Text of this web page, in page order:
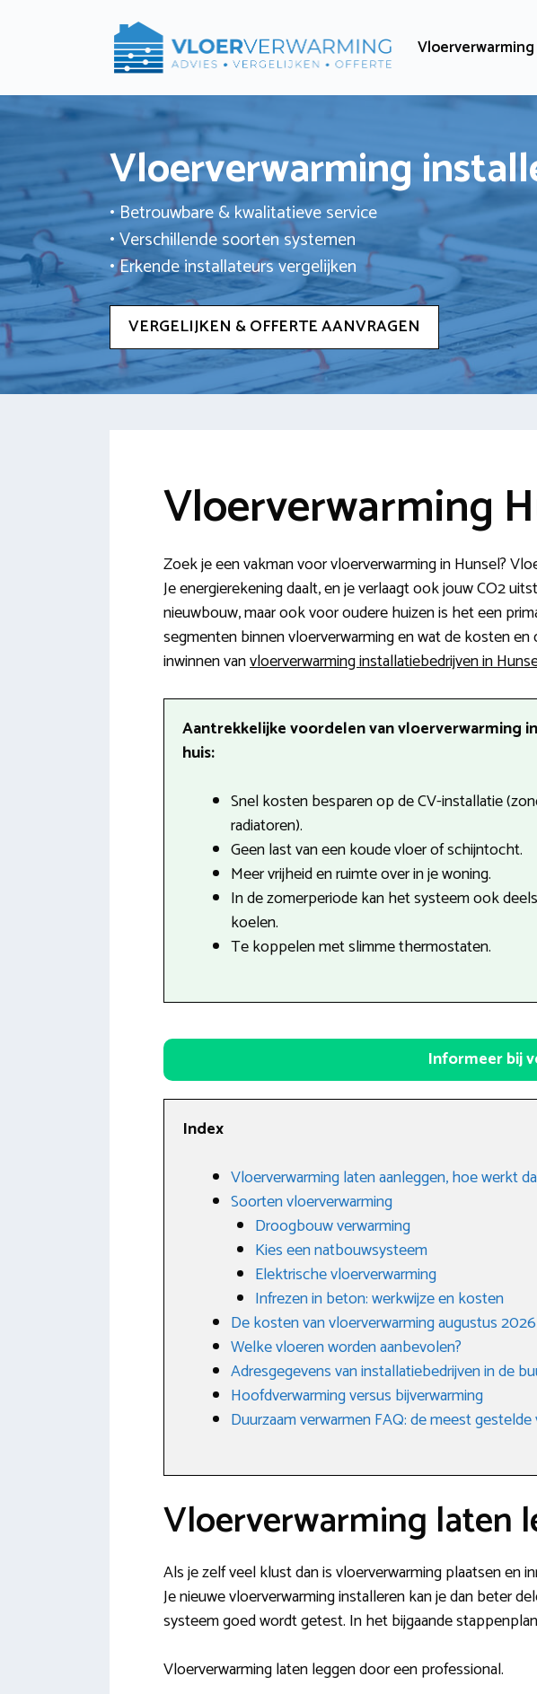
Vloerverwarming
Vloerverwarming
• Betrouwbare & kwalitatieve service
• Verschillende soorten systemen
• Erkende installateurs vergelijken
VERGELIJKEN & OFFERTE AANVRAGEN
Vloerverwarming
Zoek je een vakman voor vloerverwarming in Hunsel?
Je energierekening daalt, en je verlaagt ook jouw CO2
nieuwbouw, maar ook voor oudere huizen is het een
segmenten binnen vloerverwarming en wat de kosten en
inwinnen vanvloerverwarming installatiebedrijven in
Aantrekkelijke voordelen van vloerverwarming
huis:
Snel kosten besparen op de CV-installatie
radiatoren).
Geen last van een koude vloer of schijntocht.
Meer vrijheid en ruimte over in je woning.
In de zomerperiode kan het systeem ook deels
koelen.
Te koppelen met slimme thermostaten.
Informeer bij
Index
Vloerverwarming laten aanleggen, hoe werkt
Soorten vloerverwarming
Droogbouw verwarming
Kies een natbouwsysteem
Elektrische vloerverwarming
Infrezen in beton: werkwijze en kosten
De kosten van vloerverwarming augustus 2026
Welke vloeren worden aanbevolen?
Adresgegevens van installatiebedrijven in de
Hoofdverwarming versus bijverwarming
Duurzaam verwarmen FAQ: de meest
Vloerverwarming laten
Als je zelf veel klust dan is vloerverwarming plaatsen en
Je nieuwe vloerverwarming installeren kan je dan beter
systeem goed wordt getest. In het bijgaande
Vloerverwarming laten leggen door een professional.